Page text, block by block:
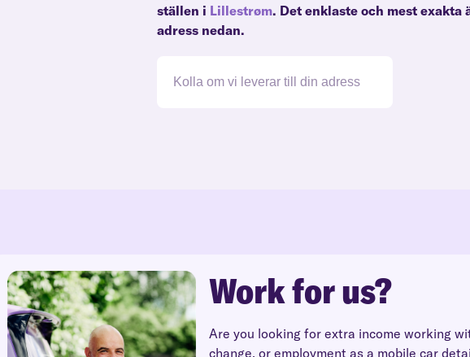
ställen i Lillestrøm. Det enklaste och mest exakta
adress nedan.
Work for us?
Are you looking for extra income working
change, or employment as a mobile car